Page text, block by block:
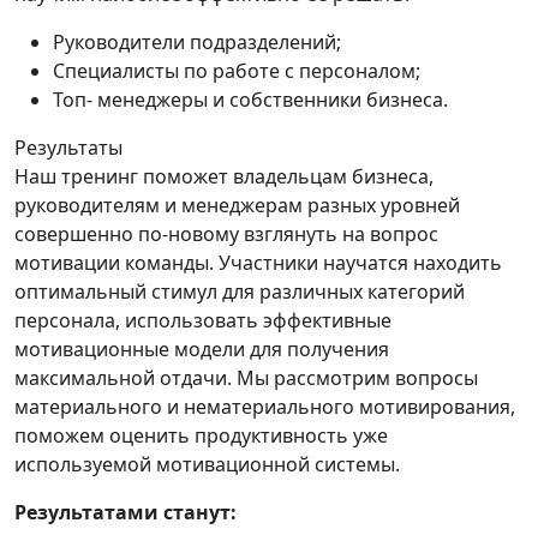
Руководители подразделений;
Специалисты по работе с персоналом;
Топ- менеджеры и собственники бизнеса.
Результаты
Наш тренинг поможет владельцам бизнеса,
руководителям и менеджерам разных уровней
совершенно по-новому взглянуть на вопрос
мотивации команды. Участники научатся находить
оптимальный стимул для различных категорий
персонала, использовать эффективные
мотивационные модели для получения
максимальной отдачи. Мы рассмотрим вопросы
материального и нематериального мотивирования,
поможем оценить продуктивность уже
используемой мотивационной системы.
Результатами станут: